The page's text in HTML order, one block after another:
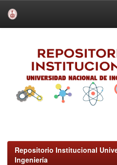
Repositorio Institucional
Ingeniería